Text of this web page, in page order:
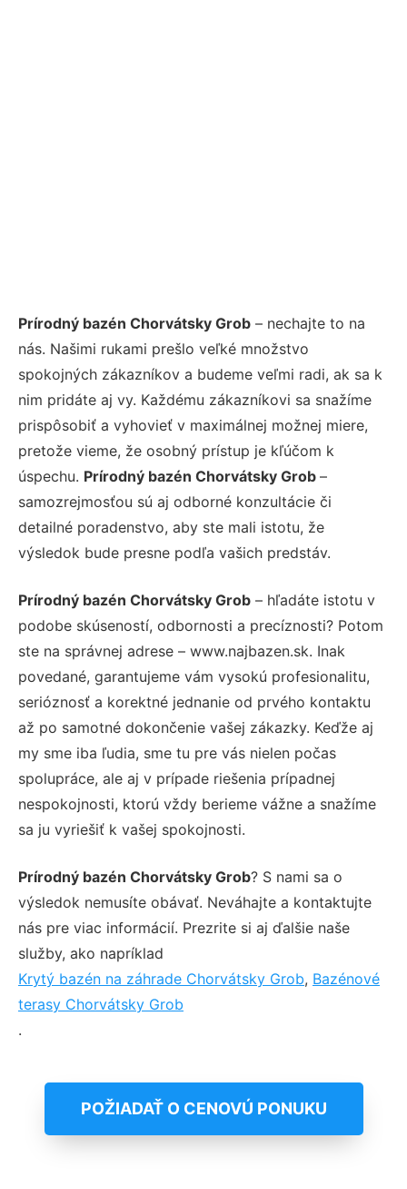
Prírodný bazén Chorvátsky Grob – nechajte to na
nás. Našimi rukami prešlo veľké množstvo
spokojných zákazníkov a budeme veľmi radi, ak sa k
nim pridáte aj vy. Každému zákazníkovi sa snažíme
prispôsobiť a vyhovieť v maximálnej možnej miere,
pretože vieme, že osobný prístup je kľúčom k
úspechu. Prírodný bazén Chorvátsky Grob –
samozrejmosťou sú aj odborné konzultácie či
detailné poradenstvo, aby ste mali istotu, že
výsledok bude presne podľa vašich predstáv.
Prírodný bazén Chorvátsky Grob – hľadáte istotu v
podobe skúseností, odbornosti a precíznosti? Potom
ste na správnej adrese – www.najbazen.sk. Inak
povedané, garantujeme vám vysokú profesionalitu,
serióznosť a korektné jednanie od prvého kontaktu
až po samotné dokončenie vašej zákazky. Keďže aj
my sme iba ľudia, sme tu pre vás nielen počas
spolupráce, ale aj v prípade riešenia prípadnej
nespokojnosti, ktorú vždy berieme vážne a snažíme
sa ju vyriešiť k vašej spokojnosti.
Prírodný bazén Chorvátsky Grob? S nami sa o
výsledok nemusíte obávať. Neváhajte a kontaktujte
nás pre viac informácií. Prezrite si aj ďalšie naše
služby, ako napríklad
Krytý bazén na záhrade Chorvátsky Grob, Bazénové
terasy Chorvátsky Grob
.
POŽIADAŤ O CENOVÚ PONUKU